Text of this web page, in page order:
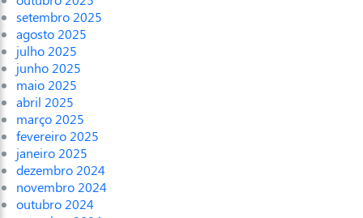
setembro 2025
agosto 2025
julho 2025
junho 2025
maio 2025
abril 2025
março 2025
fevereiro 2025
janeiro 2025
dezembro 2024
novembro 2024
outubro 2024